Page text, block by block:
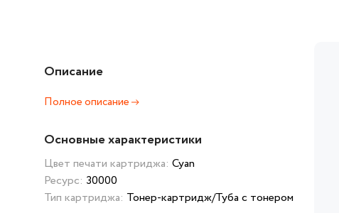
Описание
Полное описание
Основные характеристики
Цвет печати картриджа: Cyan
Ресурс: 30000
Тип картриджа: Тонер-картридж/Туба с тонером